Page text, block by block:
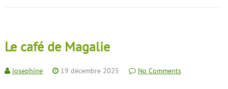
Le café de Magalie
josephine 19 décembre 2025 No Comments